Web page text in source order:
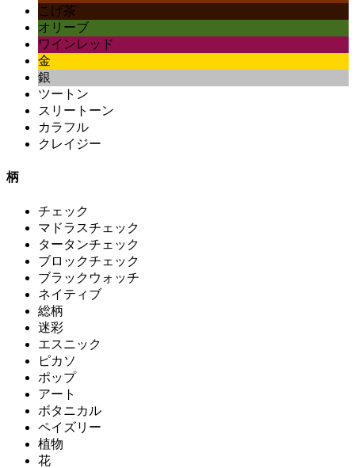
こげ茶
オリーブ
ワインレッド
金
銀
ツートン
スリートーン
カラフル
クレイジー
柄
チェック
マドラスチェック
タータンチェック
ブロックチェック
ブラックウォッチ
ネイティブ
総柄
迷彩
エスニック
ピカソ
ポップ
アート
ボタニカル
ペイズリー
植物
花